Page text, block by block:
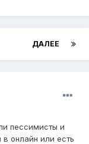
ДАЛЕЕ
пессимисты и
онлайн или есть